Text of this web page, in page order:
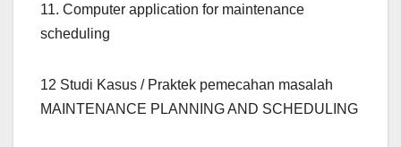
11. Computer application for maintenance
scheduling
12 Studi Kasus / Praktek pemecahan masalah
MAINTENANCE PLANNING AND SCHEDULING